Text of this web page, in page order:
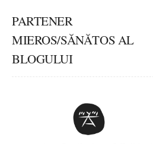
PARTENER
MIEROS/SĂNĂTOS AL
BLOGULUI